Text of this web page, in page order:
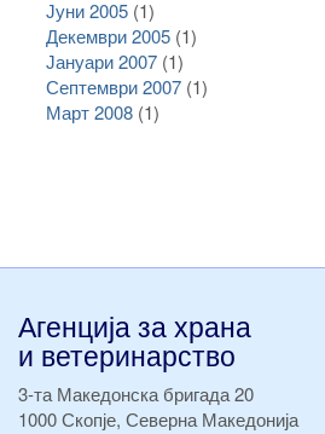
Јуни 2005(1)
Декември 2005(1)
Јануари 2007(1)
Септември 2007(1)
Март 2008(1)
Агенција за храна
и ветеринарство
3-та Македонска бригада 20
1000 Скопје, Северна Македонија